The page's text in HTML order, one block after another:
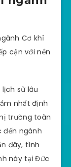
Cơ khí
cận với nền
sử lâu
nhất định
trường toàn
đến ngành
đây, tình
này tại Đức